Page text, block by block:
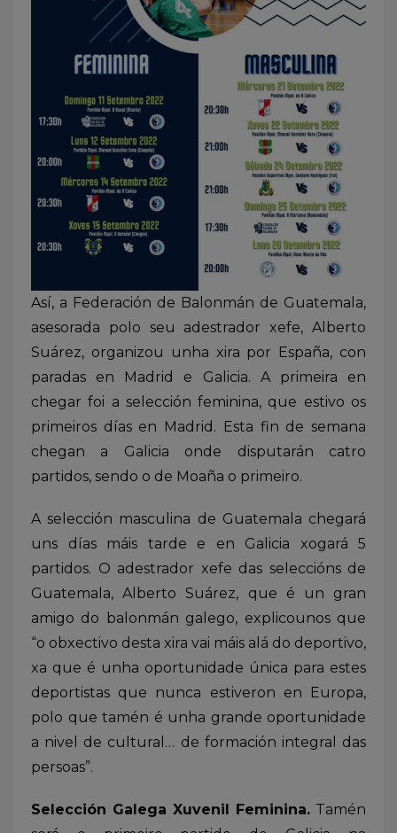
Así, a Federación de Balonmán de Guatemala,
asesorada polo seu adestrador xefe, Alberto
Suárez, organizou unha xira por España, con
paradas en Madrid e Galicia. A primeira en
chegar foi a selección feminina, que estivo os
primeiros días en Madrid. Esta fin de semana
chegan a Galicia onde disputarán catro
partidos, sendo o de Moaña o primeiro.
A selección masculina de Guatemala chegará
uns días máis tarde e en Galicia xogará 5
partidos. O adestrador xefe das seleccións de
Guatemala, Alberto Suárez, que é un gran
amigo do balonmán galego, explicounos que
“o obxectivo desta xira vai máis alá do deportivo,
xa que é unha oportunidade única para estes
deportistas que nunca estiveron en Europa,
polo que tamén é unha grande oportunidade
a nivel de cultural… de formación integral das
persoas”.
Selección Galega Xuvenil Feminina. Tamén